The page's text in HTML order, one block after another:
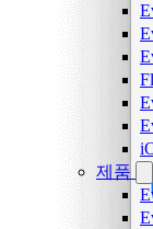
제품